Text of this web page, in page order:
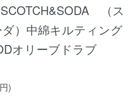
SCOTCH&SODA （ス
）中綿キルティング
オリーブドラブ
)